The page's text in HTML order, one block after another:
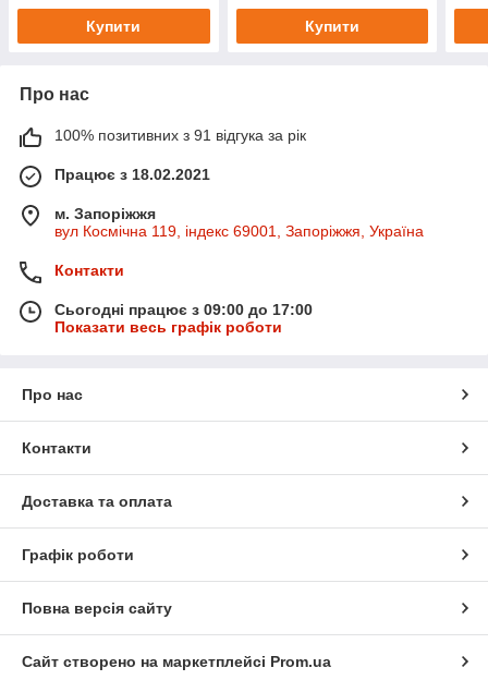
Купити Купити
Про нас
100% позитивних з 91 відгука за рік
Працює з 18.02.2021
м. Запоріжжя
вул Космічна 119, індекс 69001, Запоріжжя, Україна
Контакти
Сьогодні працює з 09:00 до 17:00
Показати весь графік роботи
Про нас
Контакти
Доставка та оплата
Графік роботи
Повна версія сайту
Сайт створено на маркетплейсі Prom.ua